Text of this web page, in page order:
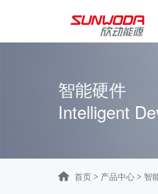
智能硬件
Intelligent
首页 > 产品中心 > 智